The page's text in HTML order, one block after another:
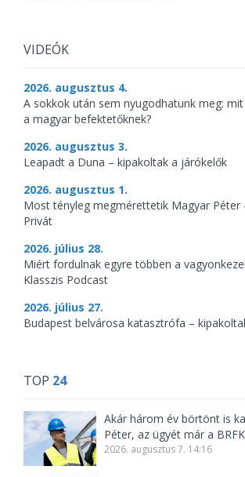
VIDEÓK
2026. augusztus 4.
A sokkok után sem nyugodhatunk meg:
a magyar befektetőknek?
2026. augusztus 3.
Leapadt a Duna – kipakoltak a járókelők
2026. augusztus 1.
Most tényleg megmérettetik Magyar Péter
Privát
2026. július 28.
Miért fordulnak egyre többen a
Klasszis Podcast
2026. július 27.
Budapest belvárosa katasztrófa –
TOP 24
Akár három év börtönt is
Péter, az ügyét már a
2026. augusztus 7. 14:16